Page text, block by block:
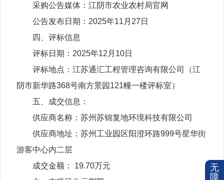
采购公告媒体：江阴市农业农村局官网
公告发布日期：2025年11月27日
四、评标信息
评标日期：2025年12月10日
评标地点：江苏通汇工程管理咨询有限公司（江
阴市新华路368号南方景园121幢一楼评标室）
五、成交信息：
供应商名称：苏州苏锦复地环境科技有限公司
供应商地址：苏州工业园区阳澄环路999号星华街
游客中心内二层
成交金额： 19.70万元
无
障